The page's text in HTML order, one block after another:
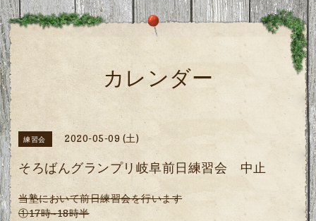
カレンダー
練習会 2020-05-09 (土)
そろばんグランプリ岐阜前日練習会 中止
当塾において前日練習会を行います
①17時~18時半